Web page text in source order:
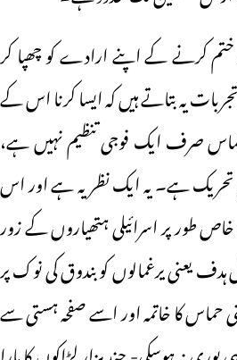
کرنے کے اپنے ارادے کو چھپا کر
یہ بتاتے ہیں کہ ایسا کرنا اس کے
صرف ایک فوجی تنظیم نہیں ہے،
ہے۔ یہ ایک نظریہ ہے اور اس
طور پر اسرائیلی ہتھیاروں کے زور
ہدف یعنی یرغمالوں کو بندوق کی نوک پر
حماس کا خاتمہ اور اسے صفحہ ہستی سے